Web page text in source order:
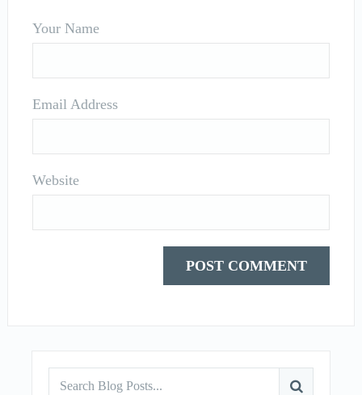
Your Name
Email Address
Website